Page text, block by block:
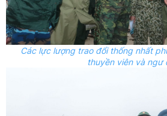
Các lực lượng trao đổi thống nhất
thuyền viên và ngư